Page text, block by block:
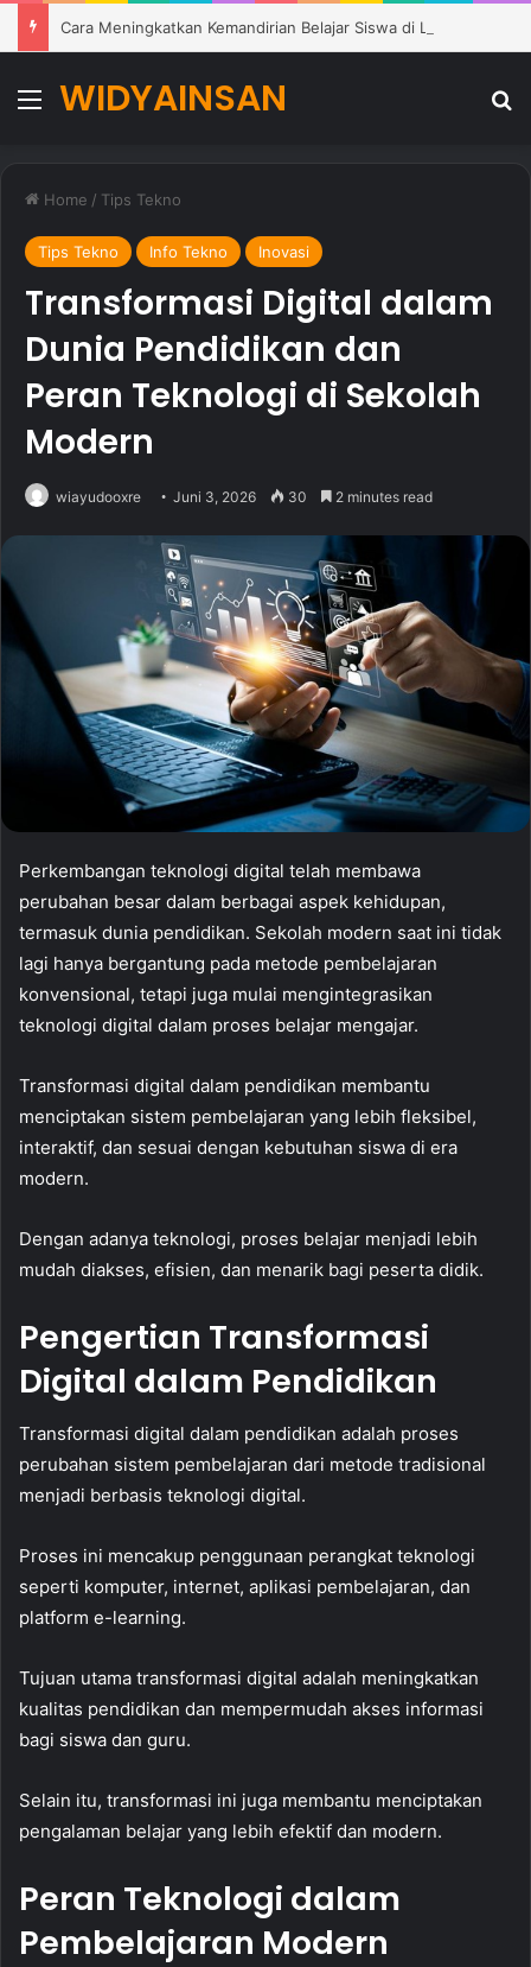
Menu
WIDYAINSAN
Home / Tips Tekno
Tips Tekno Info Tekno Inovasi
Transformasi Digital dalam
Dunia Pendidikan dan
Peran Teknologi di Sekolah
Modern
wiayudooxre Juni 3, 2026 30 2 minutes read
Perkembangan teknologi digital telah membawa
perubahan besar dalam berbagai aspek kehidupan,
termasuk dunia pendidikan. Sekolah modern saat ini tidak
lagi hanya bergantung pada metode pembelajaran
konvensional, tetapi juga mulai mengintegrasikan
teknologi digital dalam proses belajar mengajar.
Transformasi digital dalam pendidikan membantu
menciptakan sistem pembelajaran yang lebih fleksibel,
interaktif, dan sesuai dengan kebutuhan siswa di era
modern.
Dengan adanya teknologi, proses belajar menjadi lebih
mudah diakses, efisien, dan menarik bagi peserta didik.
Pengertian Transformasi
Digital dalam Pendidikan
Transformasi digital dalam pendidikan adalah proses
perubahan sistem pembelajaran dari metode tradisional
menjadi berbasis teknologi digital.
Proses ini mencakup penggunaan perangkat teknologi
seperti komputer, internet, aplikasi pembelajaran, dan
platform e-learning.
Tujuan utama transformasi digital adalah meningkatkan
kualitas pendidikan dan mempermudah akses informasi
bagi siswa dan guru.
Selain itu, transformasi ini juga membantu menciptakan
pengalaman belajar yang lebih efektif dan modern.
Peran Teknologi dalam
Pembelajaran Modern